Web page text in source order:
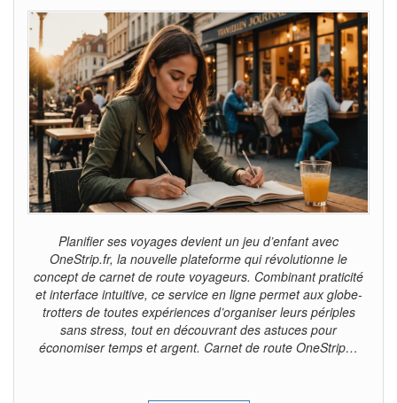
Planifier ses voyages devient un jeu d’enfant avec
OneStrip.fr, la nouvelle plateforme qui révolutionne le
concept de carnet de route voyageurs. Combinant praticité
et interface intuitive, ce service en ligne permet aux globe-
trotters de toutes expériences d’organiser leurs périples
sans stress, tout en découvrant des astuces pour
économiser temps et argent. Carnet de route OneStrip…